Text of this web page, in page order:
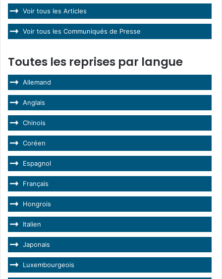
Voir tous les Articles
Voir tous les Communiqués de Presse
Toutes les reprises par langue
Allemand
Anglais
Chinois
Coréen
Espagnol
Français
Hongrois
Italien
Japonais
Luxembourgeois